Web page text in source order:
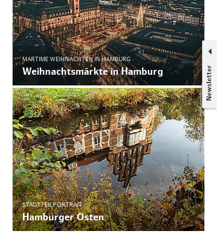
Newsletter
MARTIME WEIHNACHTEN IN HAMBURG
Weihnachtsmärkte in Hamburg
© Lee Maas / Timo Sommer
STADTTEILPORTRAIT
Hamburger Osten